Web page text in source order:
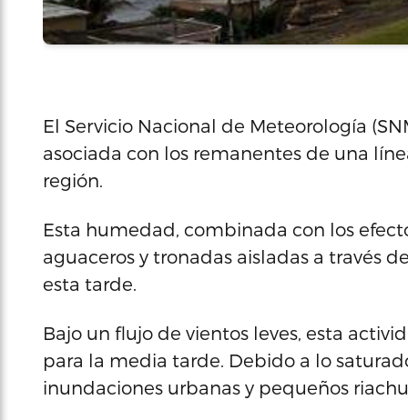
El Servicio Nacional de Meteorología
asociada con los remanentes de una
región.
Esta humedad, combinada con los
aguaceros y tronadas aisladas a través
esta tarde.
Bajo un flujo de vientos leves, esta
para la media tarde. Debido a lo
inundaciones urbanas y pequeños